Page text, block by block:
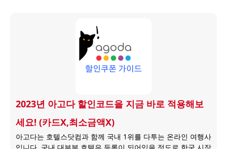
2023년 아고다 할인코드을 지금 바로 적용해보
세요! (카드X,최소금액X)
아고다는 호텔스닷컴과 함께 국내 1위를 다투는 온라인 여행사